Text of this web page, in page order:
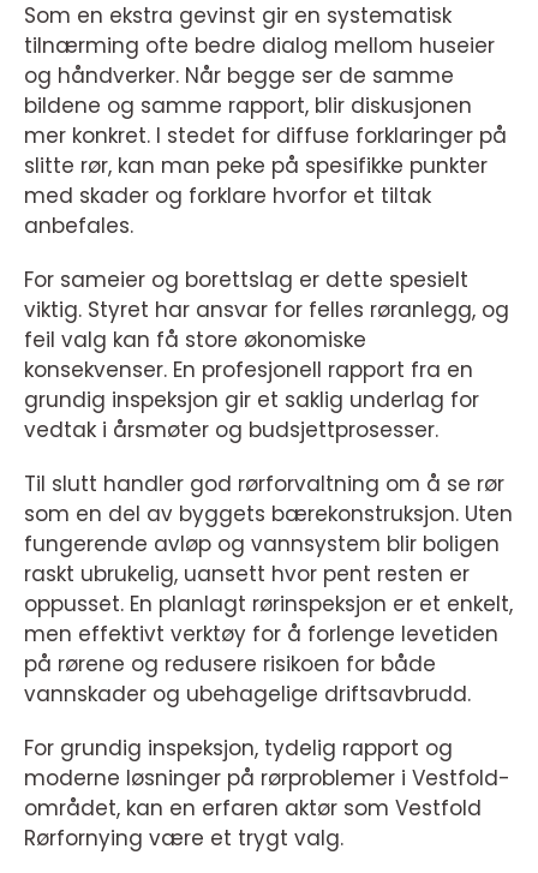
Som en ekstra gevinst gir en systematisk
tilnærming ofte bedre dialog mellom huseier
og håndverker. Når begge ser de samme
bildene og samme rapport, blir diskusjonen
mer konkret. I stedet for diffuse forklaringer på
slitte rør, kan man peke på spesifikke punkter
med skader og forklare hvorfor et tiltak
anbefales.
For sameier og borettslag er dette spesielt
viktig. Styret har ansvar for felles røranlegg, og
feil valg kan få store økonomiske
konsekvenser. En profesjonell rapport fra en
grundig inspeksjon gir et saklig underlag for
vedtak i årsmøter og budsjettprosesser.
Til slutt handler god rørforvaltning om å se rør
som en del av byggets bærekonstruksjon. Uten
fungerende avløp og vannsystem blir boligen
raskt ubrukelig, uansett hvor pent resten er
oppusset. En planlagt rørinspeksjon er et enkelt,
men effektivt verktøy for å forlenge levetiden
på rørene og redusere risikoen for både
vannskader og ubehagelige driftsavbrudd.
For grundig inspeksjon, tydelig rapport og
moderne løsninger på rørproblemer i Vestfold-
området, kan en erfaren aktør som Vestfold
Rørfornying være et trygt valg.